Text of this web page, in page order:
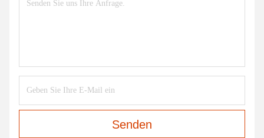
Senden